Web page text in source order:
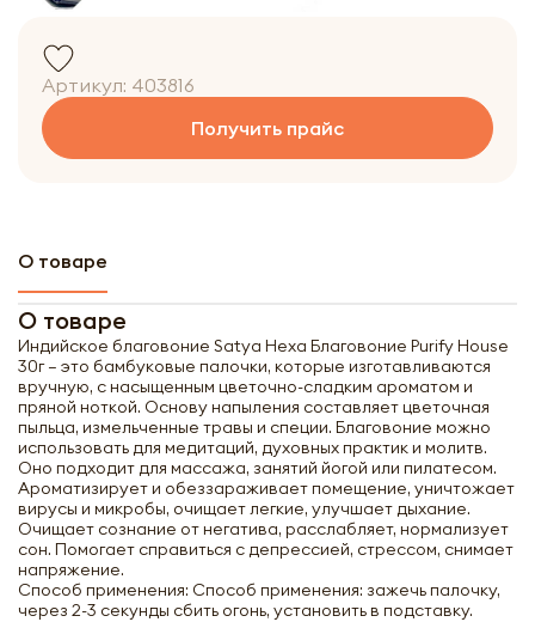
Артикул: 403816
Получить прайс
О товаре
О товаре
Индийское благовоние Satya Hexa Благовоние Purify House
30г – это бамбуковые палочки, которые изготавливаются
вручную, с насыщенным цветочно-сладким ароматом и
пряной ноткой. Основу напыления составляет цветочная
пыльца, измельченные травы и специи. Благовоние можно
использовать для медитаций, духовных практик и молитв.
Оно подходит для массажа, занятий йогой или пилатесом.
Ароматизирует и обеззараживает помещение, уничтожает
вирусы и микробы, очищает легкие, улучшает дыхание.
Очищает сознание от негатива, расслабляет, нормализует
сон. Помогает справиться с депрессией, стрессом, снимает
напряжение.
Способ применения: Способ применения: зажечь палочку,
через 2-3 секунды сбить огонь, установить в подставку.